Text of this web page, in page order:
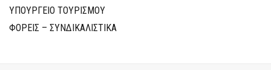
ΥΠΟΥΡΓΕΙΟ ΤΟΥΡΙΣΜΟΥ
ΦΟΡΕΙΣ – ΣΥΝΔΙΚΑΛΙΣΤΙΚΑ